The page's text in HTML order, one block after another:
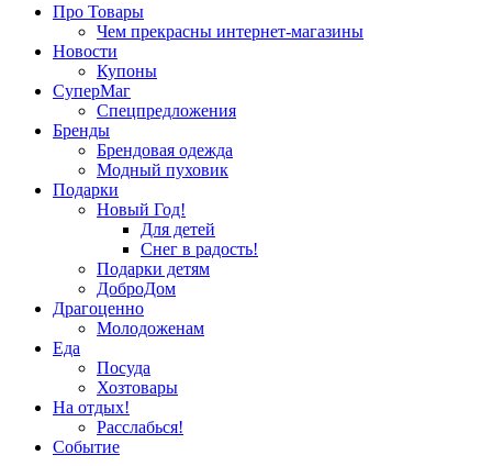
Про Товары
Чем прекрасны интернет-магазины
Новости
Купоны
СуперМаг
Спецпредложения
Бренды
Брендовая одежда
Модный пуховик
Подарки
Новый Год!
Для детей
Снег в радость!
Подарки детям
ДоброДом
Драгоценно
Молодоженам
Еда
Посуда
Хозтовары
На отдых!
Расслабься!
Событие